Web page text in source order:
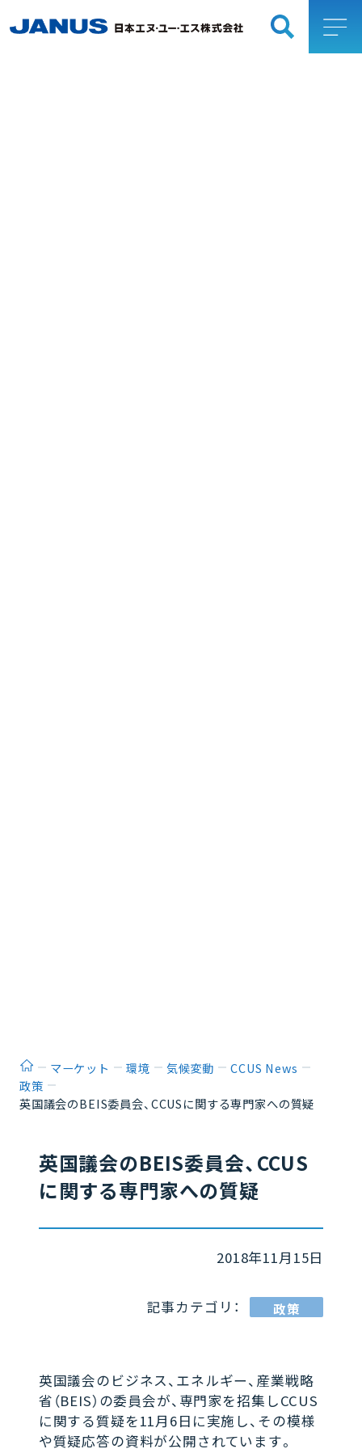
ホームマーケット 環境 気候変動
CCUS News
政策
英国議会のBEIS委員会、CCUSに関する専門家への質疑
英国議会のBEIS委員会、CCUS
に関する専門家への質疑
2018年11月15日
記事カテゴリ： 政策
英国議会のビジネス、エネルギー、産業戦略
省（BEIS）の委員会が、専門家を招集しCCUS
に関する質疑を11月6日に実施し、その模様
や質疑応答の資料が公開されています。